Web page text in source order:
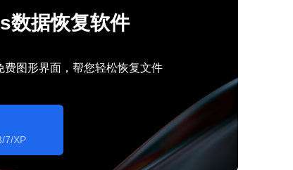
数据恢复软件
图形界面，帮您轻松恢复文件
7/XP